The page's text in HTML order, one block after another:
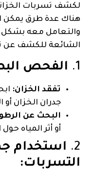
لكشف تسربات
هناك عدة طرق يمكن
والتعامل معه
الشائعة للكشف عن
1. الفحص
تفقد الخزان:
جدران الخزان أو
البحث عن
أو أثر المياه
2.
استخدام
التسربات: